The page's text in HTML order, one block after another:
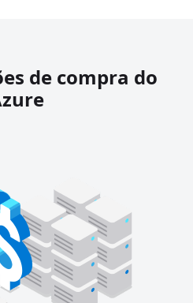
de compra do